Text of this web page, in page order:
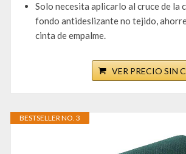
Solo necesita aplicarlo al cruce de la
fondo antideslizante no tejido,
cinta de empalme.
VER PRECIO SIN
BESTSELLER NO. 3